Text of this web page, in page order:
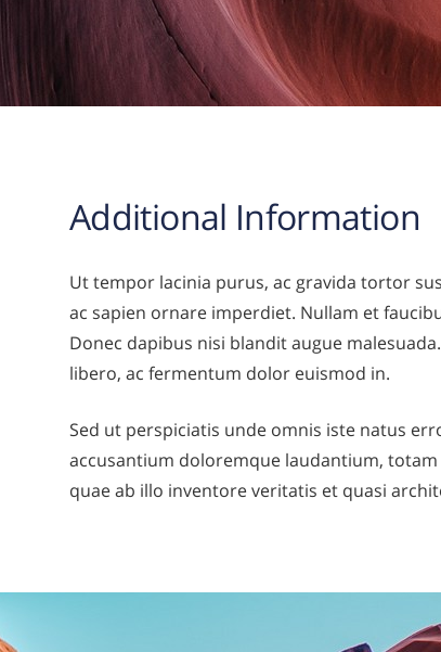
Additional Information
Ut tempor lacinia purus, ac gravida tortor
ac sapien ornare imperdiet. Nullam et
Donec dapibus nisi blandit augue
libero, ac fermentum dolor euismod in.
Sed ut perspiciatis unde omnis iste natus
accusantium doloremque laudantium,
quae ab illo inventore veritatis et quasi